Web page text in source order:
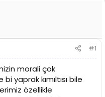
#1
morali çok
yaprak kımıltısı bile
özellikle